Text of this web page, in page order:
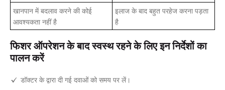
खानपान में बदलाव करने की कोई
आवश्यकता नहीं है
इलाज के बाद बहुत परहेज करना पड़ता
है
फिशर ऑपरेशन के बाद स्वस्थ रहने के लिए इन निर्देशों का
पालन करें
डॉक्टर के द्वारा दी गई दवाओं को समय पर लें।